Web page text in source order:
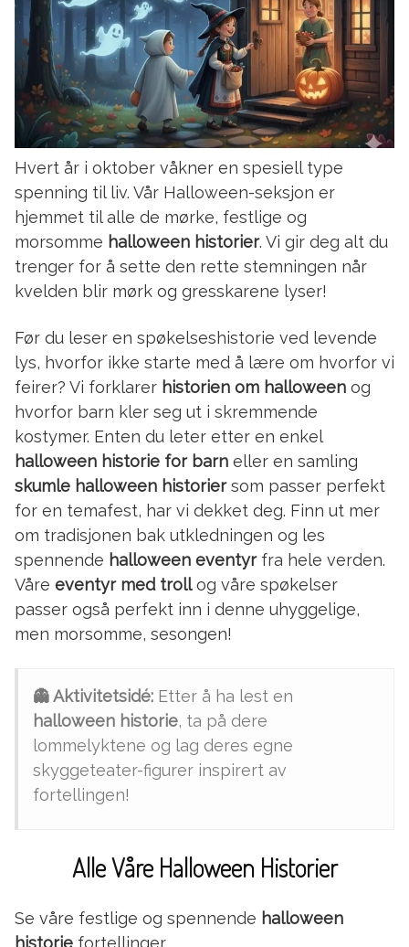
Hvert år i oktober våkner en spesiell type
spenning til liv. Vår Halloween-seksjon er
hjemmet til alle de mørke, festlige og
morsomme halloween historier. Vi gir deg alt du
trenger for å sette den rette stemningen når
kvelden blir mørk og gresskarene lyser!
Før du leser en spøkelseshistorie ved levende
lys, hvorfor ikke starte med å lære om hvorfor vi
feirer? Vi forklarer historien om halloween og
hvorfor barn kler seg ut i skremmende
kostymer. Enten du leter etter en enkel
halloween historie for barn eller en samling
skumle halloween historiersom passer perfekt
for en temafest, har vi dekket deg. Finn ut mer
om tradisjonen bak utkledningen og les
spennende halloween eventyrfra hele verden.
Våre eventyr med trollog våre spøkelser
passer også perfekt inn i denne uhyggelige,
men morsomme, sesongen!
👻 Aktivitetsidé: Etter å ha lest en
halloween historie, ta på dere
lommelyktene og lag deres egne
skyggeteater-figurer inspirert av
fortellingen!
Alle Våre Halloween Historier
Se våre festlige og spennende halloween
historie fortellinger.